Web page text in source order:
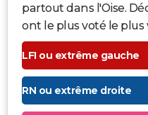
partout dans l'Oise.
ont le plus voté le plus
LFI ou extrême gauche
RN ou extrême droite